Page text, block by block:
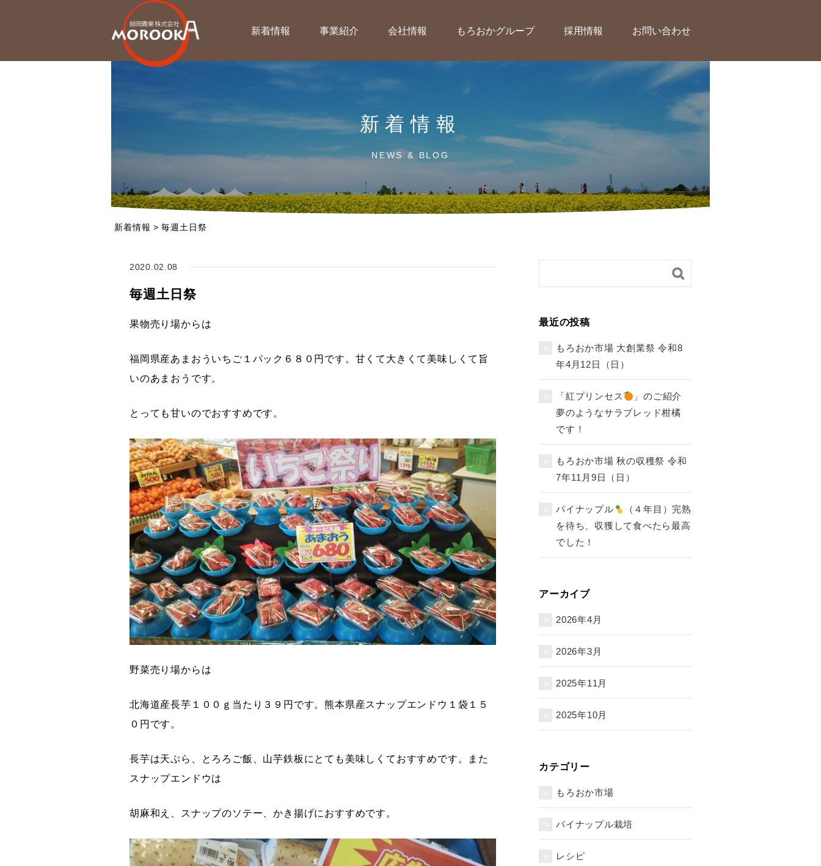
新着情報 事業紹介 会社情報 もろおかグループ 採用情報 お問い合わせ
新着情報
NEWS & BLOG
新着情報 > 毎週土日祭
2020.02.08
毎週土日祭
果物売り場からは
福岡県産あまおういちご１パック６８０円です。甘くて大きくて美味しくて旨
いのあまおうです。
とっても甘いのでおすすめです。
野菜売り場からは
北海道産長芋１００ｇ当たり３９円です。熊本県産スナップエンドウ１袋１５
０円です。
長芋は天ぷら、とろろご飯、山芋鉄板にとても美味しくておすすめです。また
スナップエンドウは
胡麻和え、スナップのソテー、かき揚げにおすすめです。
最近の投稿
もろおか市場 大創業祭 令和8
年4月12日（日）
「紅プリンセス
」のご紹介
夢のようなサラブレッド柑橘
です！
もろおか市場 秋の収穫祭 令和
7年11月9日（日）
パイナップル
（４年目）完熟
を待ち、収獲して食べたら最高
でした！
アーカイブ
2026年4月
2026年3月
2025年11月
2025年10月
カテゴリー
もろおか市場
パイナップル栽培
レシピ